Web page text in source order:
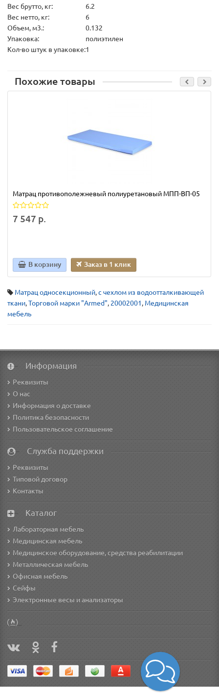
Вес брутто, кг:
6.2
Вес нетто, кг:
6
Объем, м3.:
0.132
Упаковка:
полиэтилен
Кол-во штук в упаковке:1
Похожие товары
Матрац противополежневый полиуретановый МПП-ВП-05
7 547 р.
В корзину Заказ в 1 клик
Матрац односекционный,с чехлом из водоотталкивающей
ткани,Торговой марки "Armed", 20002001, Медицинская
мебель
Информация
Реквизиты
О нас
Информация о доставке
Политика безопасности
Пользовательское соглашение
Служба поддержки
Реквизиты
Типовой договор
Контакты
Каталог
Лабораторная мебель
Медицинская мебель
Медицинское оборудование, средства реабилитации
Металлическая мебель
Офисная мебель
Сейфы
Электронные весы и анализаторы